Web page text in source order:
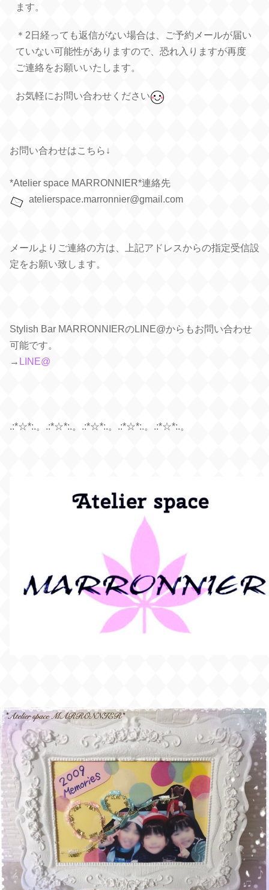
ます。
＊2日 経っても返信がない場合は、ご予約メールが届い
ていない可能性がありますので、恐れ入りますが再度
ご連絡をお願いいたします。
お気軽にお問い合わせください
お問い合わせはこちら↓
*Atelier space MARRONNIER*連絡先
atelierspace.marronnier@gmail.com
メールよりご連絡の方は、上記アドレスからの指定受信設
定をお願い致します。
Stylish Bar MARRONNIERのLINE@からもお問い合わせ
可能です。
→ LINE@
.:*☆*:.。.:*☆*:.。.:*☆*:.。.:*☆*:.。 .:*☆*:.。